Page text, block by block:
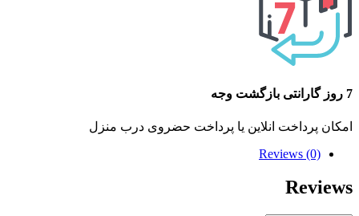
7 روز گارانتی بازگشت وجه
امکان پرداخت انلاین یا پرداخت حضروی درب منزل
Reviews (0)
Reviews